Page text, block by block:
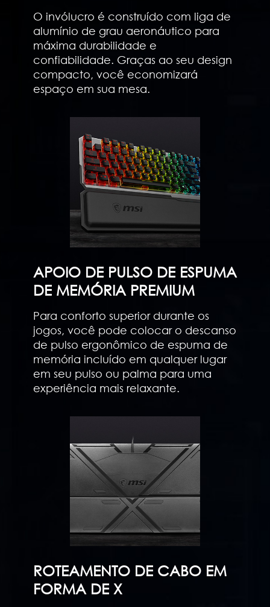
O invólucro é construído com liga de
alumínio de grau aeronáutico para
máxima durabilidade e
confiabilidade. Graças ao seu design
compacto, você economizará
espaço em sua mesa.
APOIO DE PULSO DE ESPUMA
DE MEMÓRIA PREMIUM
Para conforto superior durante os
jogos, você pode colocar o descanso
de pulso ergonômico de espuma de
memória incluído em qualquer lugar
em seu pulso ou palma para uma
experiência mais relaxante.
ROTEAMENTO DE CABO EM
FORMA DE X